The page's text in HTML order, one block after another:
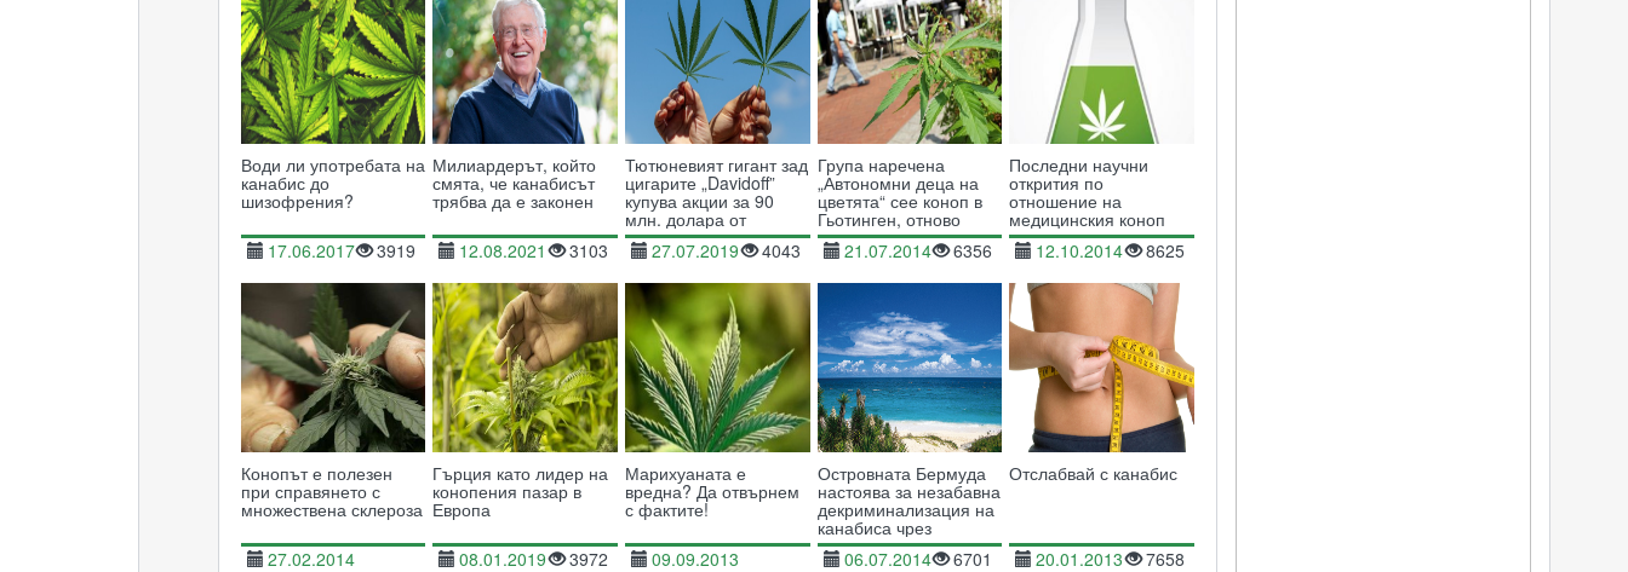
Води ли употребата на
канабис до
шизофрения?
17.06.2017 3919
Милиардерът, който
смята, че канабисът
трябва да е законен
12.08.2021 3103
Тютюневият гигант зад
цигарите „Davidoff”
купува акции за 90
млн. долара от
канадска фирма за
канабис
27.07.2019 4043
Група наречена
„Автономни деца на
цветята“ сее коноп в
Гьотинген, отново
21.07.2014
6356
Последни научни
открития по
отношение на
медицинския коноп
12.10.2014
8625
Конопът е полезен
при справянето с
множествена склероза
27.02.2014
Гърция като лидер на
конопения пазар в
Европа
08.01.2019 3972
Марихуаната е
вредна? Да отвърнем
с фактите!
09.09.2013
Островната Бермуда
настоява за незабавна
декриминализация на
канабиса чрез
исторически доклад
06.07.2014 6701
Отслабвай с канабис
20.01.2013 7658